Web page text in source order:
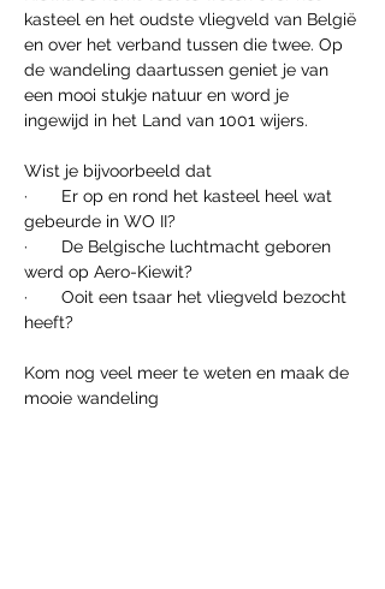
kasteel en het oudste vliegveld van België
en over het verband tussen die twee. Op
de wandeling daartussen geniet je van
een mooi stukje natuur en word je
ingewijd in het Land van 1001 wijers.
Wist je bijvoorbeeld dat
·       Er op en rond het kasteel heel wat
gebeurde in WO II?
·       De Belgische luchtmacht geboren
werd op Aero-Kiewit?
·       Ooit een tsaar het vliegveld bezocht
heeft?
Kom nog veel meer te weten en maak de
mooie wandeling